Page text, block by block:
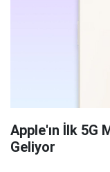
Apple'ın İlk 5G
Geliyor